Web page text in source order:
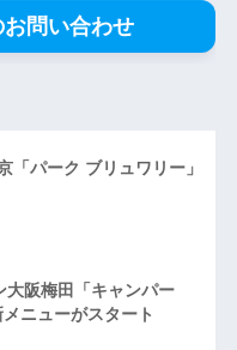
問い合わせ
「パーク ブリュワリー」
阪梅田「キャンパー
ニューがスタート